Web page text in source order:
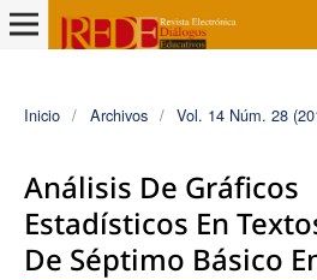
Inicio / Archivos / Vol. 14 Núm. 28
Análisis De Gráficos
Estadísticos En
De Séptimo Básico